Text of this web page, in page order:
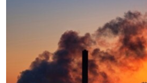
မကြေးမုံရဲ့ အင်္ဂလိပ်စာ
ရုပ်ရှင်ထဲက အင်္ဂလိပ်စာ
သုတပဒေသာ အင်္ဂလိပ်စာ
ရေဒီယိုနှင့်ရုပ်သံ အချက်အလက်များ
ရေဒီယို/တီဗွီအစီအစဉ်
Learning English